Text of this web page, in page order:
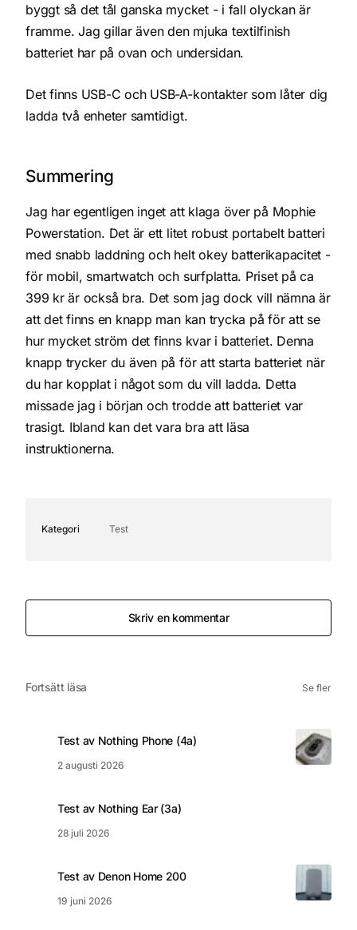
byggt så det tål ganska mycket - i fall olyckan är
framme. Jag gillar även den mjuka textilfinish
batteriet har på ovan och undersidan.
Det finns USB-C och USB-A-kontakter som låter dig
ladda två enheter samtidigt.
Summering
Jag har egentligen inget att klaga över på Mophie
Powerstation. Det är ett litet robust portabelt batteri
med snabb laddning och helt okey batterikapacitet -
för mobil, smartwatch och surfplatta. Priset på ca
399 kr är också bra. Det som jag dock vill nämna är
att det finns en knapp man kan trycka på för att se
hur mycket ström det finns kvar i batteriet. Denna
knapp trycker du även på för att starta batteriet när
du har kopplat i något som du vill ladda. Detta
missade jag i början och trodde att batteriet var
trasigt. Ibland kan det vara bra att läsa
instruktionerna.
Kategori Test
Skriv en kommentar
Fortsätt läsa Se fler
Test av Nothing Phone (4a)
2 augusti 2026
Test av Nothing Ear (3a)
28 juli 2026
Test av Denon Home 200
19 juni 2026